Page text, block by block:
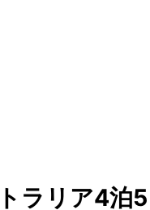
ラリア4泊